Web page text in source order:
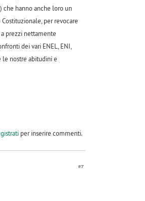
che hanno anche loro un
per revocare
prezzi nettamente
dei vari ENEL, ENI,
le nostre abitudini e
per inserire commenti.
#7